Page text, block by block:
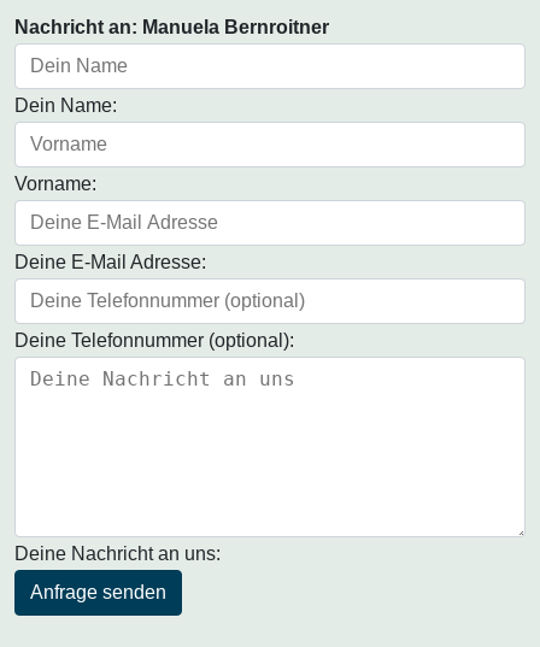
Nachricht an: Manuela Bernroitner
Dein Name:
Vorname:
Deine E-Mail Adresse:
Deine Telefonnummer (optional):
Deine Nachricht an uns:
Anfrage senden